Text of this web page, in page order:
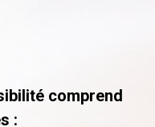
comprend
: